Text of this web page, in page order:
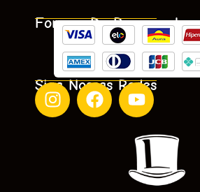
Formas De Pagamento
Siga Nossas Redes